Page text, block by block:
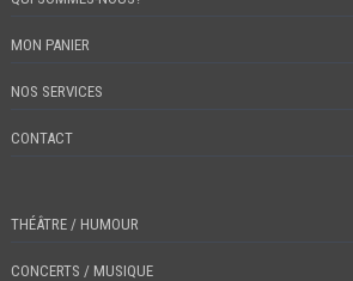
MON PANIER
NOS SERVICES
CONTACT
THÉÂTRE / HUMOUR
CONCERTS / MUSIQUE